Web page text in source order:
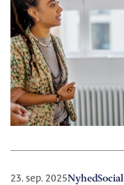
23. sep. 2025NyhedSocial